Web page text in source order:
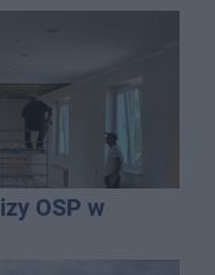
OSP w